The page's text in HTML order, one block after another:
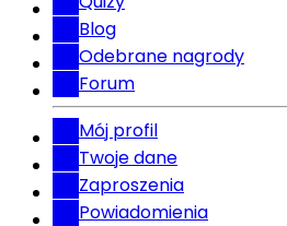
Blog
Odebrane nagrody
Forum
Mój profil
Twoje dane
Zaproszenia
Powiadomienia